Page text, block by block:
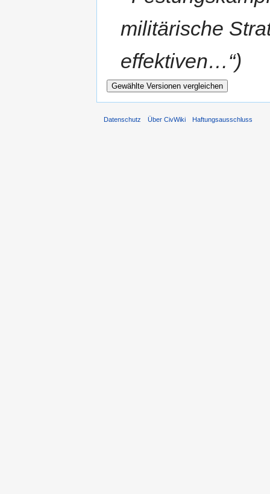
militärische
effektiven…“)
Datenschutz Über CivWiki Haftungsausschluss